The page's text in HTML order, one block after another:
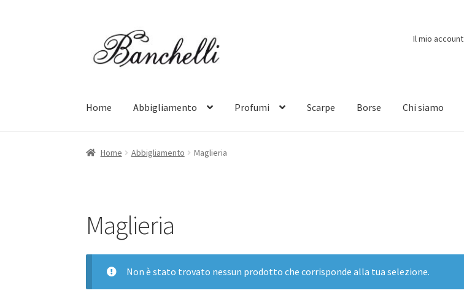
alla
navigazione
contenuto
Il mio account
Home Abbigliamento Profumi Scarpe Borse Chi siamo
Home Abbigliamento Maglieria
Maglieria
Non è stato trovato nessun prodotto che corrisponde alla tua selezione.